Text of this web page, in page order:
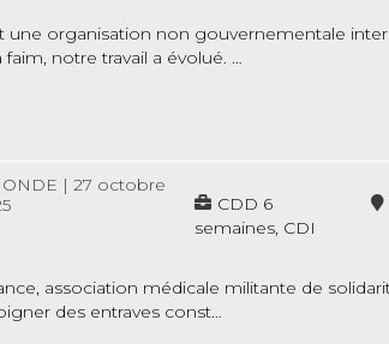
une organisation non gouvernementale
notre travail a évolué. …
|27 octobre
CDD 6
semaines, CDI
association médicale militante de
des entraves const…